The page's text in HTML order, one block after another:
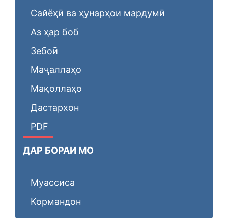
Сайёҳӣ ва ҳунарҳои мардумӣ
Аз ҳар боб
Зебоӣ
Маҷаллаҳо
Мақоллаҳо
Дастархон
PDF
ДАР БОРАИ МО
Муассиса
Кормандон